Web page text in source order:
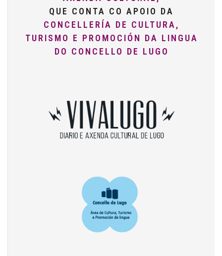
QUE CONTA CO APOIO DA
CONCELLERÍA DE CULTURA,
TURISMO E PROMOCIÓN DA LINGUA
DO CONCELLO DE LUGO